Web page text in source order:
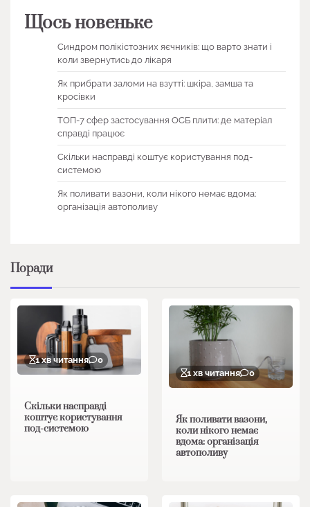
Щось новеньке
Синдром полікістозних яєчників: що варто знати і
коли звернутись до лікаря
Як прибрати заломи на взутті: шкіра, замша та
кросівки
ТОП-7 сфер застосування ОСБ плити: де матеріал
справді працює
Скільки насправді коштує користування под-
системою
Як поливати вазони, коли нікого немає вдома:
організація автополиву
Поради
1 хв читання 0
Скільки насправді
коштує користування
под-системою
1 хв читання 0
Як поливати вазони,
коли нікого немає
вдома: організація
автополиву